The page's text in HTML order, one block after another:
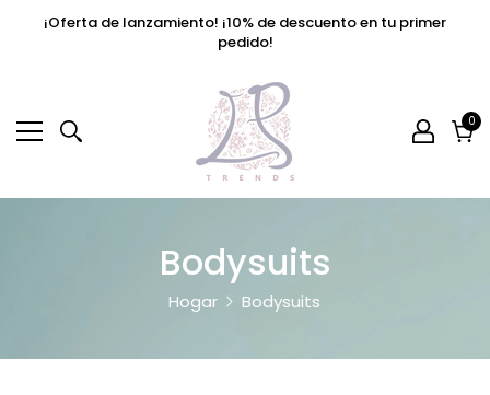
¡Oferta de lanzamiento! ¡10% de descuento en tu primer
pedido!
00
Bodysuits
Hogar Bodysuits